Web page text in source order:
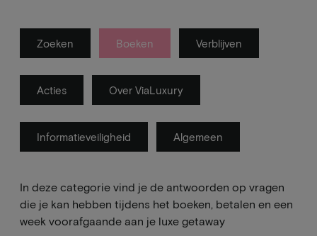
Zoeken Boeken Verblijven
Acties Over ViaLuxury
Informatieveiligheid Algemeen
In deze categorie vind je de antwoorden op vragen
die je kan hebben tijdens het boeken, betalen en een
week voorafgaande aan je luxe getaway